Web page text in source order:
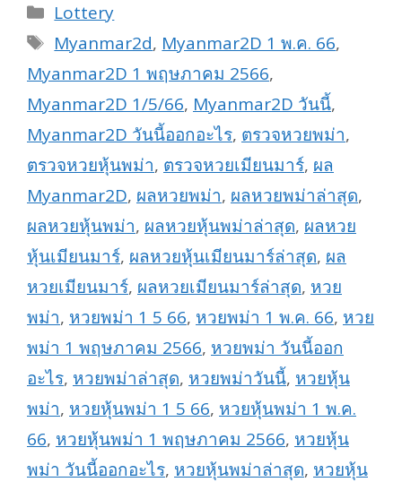
Categories
Lottery
Tags
Myanmar2d, Myanmar2D 1 พ.ค. 66,
Myanmar2D 1 พฤษภาคม 2566,
Myanmar2D 1/5/66, Myanmar2D วันนี้,
Myanmar2D วันนี้ออกอะไร, ตรวจหวยพม่า,
ตรวจหวยหุ้นพม่า, ตรวจหวยเมียนมาร์, ผล
Myanmar2D, ผลหวยพม่า, ผลหวยพม่าล่าสุด,
ผลหวยหุ้นพม่า, ผลหวยหุ้นพม่าล่าสุด, ผลหวย
หุ้นเมียนมาร์, ผลหวยหุ้นเมียนมาร์ล่าสุด, ผล
หวยเมียนมาร์, ผลหวยเมียนมาร์ล่าสุด, หวย
พม่า, หวยพม่า 1 5 66, หวยพม่า 1 พ.ค. 66, หวย
พม่า 1 พฤษภาคม 2566, หวยพม่า วันนี้ออก
อะไร, หวยพม่าล่าสุด, หวยพม่าวันนี้, หวยหุ้น
พม่า, หวยหุ้นพม่า 1 5 66, หวยหุ้นพม่า 1 พ.ค.
66, หวยหุ้นพม่า 1 พฤษภาคม 2566, หวยหุ้น
พม่า วันนี้ออกอะไร, หวยหุ้นพม่าล่าสุด, หวยหุ้น